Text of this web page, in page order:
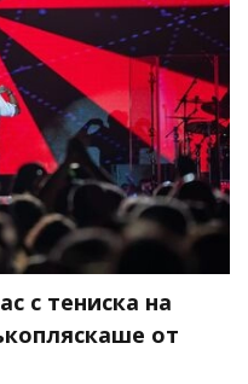
с тениска на
от